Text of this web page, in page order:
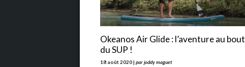
Okeanos Air Glide : l’aventure au bout
du SUP !
18 août 2020 | par joddy maguet